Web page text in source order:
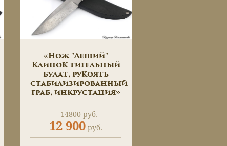
«Нож "Леший"
Клинок тигельный
булат, рукоять
стабилизированный
граб, инкрустация»
12 900 руб.
14800 руб.